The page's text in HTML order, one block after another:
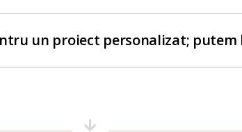
un proiect personalizat; putem